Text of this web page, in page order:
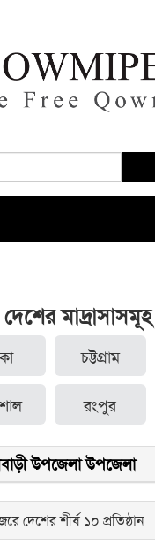
মাদ্রাসাসমূহ
চট্টগ্রাম
রংপুর
উপজেলা উপজেলা
দেশের শীর্ষ ১০ প্রতিষ্ঠান